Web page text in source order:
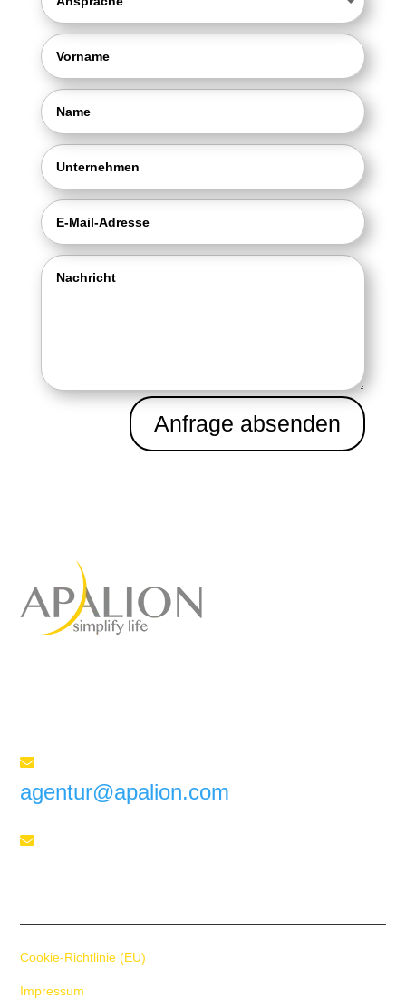
Anfrage absenden

agentur@apalion.com

Cookie-Richtlinie (EU)
Impressum